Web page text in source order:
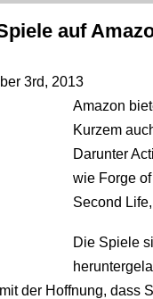
auf
3rd, 2013
Amazon
Kurzem
Darunter
wie Forge
Second
Die Spiele
der Hoffnung, dass